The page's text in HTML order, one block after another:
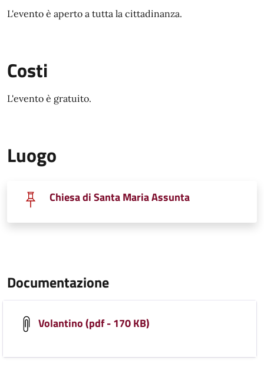
L'evento è aperto a tutta la cittadinanza.
Costi
L'evento è gratuito.
Luogo
Chiesa di Santa Maria Assunta
Documentazione
Volantino (pdf - 170 KB)